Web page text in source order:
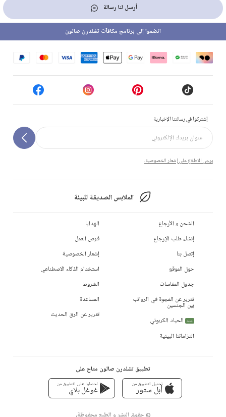
أرسل لنا رسالة
إشتركوا في رسالتنا الإخبارية
يرجى الاطلاع على إشعار الخصوصية.
الملابس الصديقة للبيئة
انضموا إلى برنامج مكافآت تشلدرن صالون
الشحن و الأرجاع
إنشاء طلب الإرجاع
إتصل بنا
حول الموقع
جدول المقاسات
تقرير عن الفجوة في الرواتب
بين الجنسين
جديد
الحياد الكربوني
التزاماتنا البيئية
الهدايا
فرص العمل
إشعار الخصوصية
استخدام الذكاء الاصطناعي
الشروط
المساعدة
تقرير عن الرق الحديث
تطبيق تشلدرن صالون متاح على
تحميل التطبيق من
أبل ستور
احصلوا على التطبيق من
غوغل بلاي
© حقوق النشر و الطبع محفوظة،